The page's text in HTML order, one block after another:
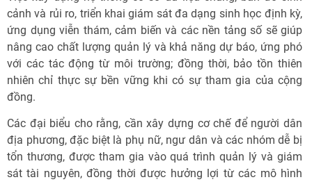
cảnh và rủi ro, triển khai giám sát đa dạng sinh học định kỳ,
ứng dụng viễn thám, cảm biến và các nền tảng số sẽ giúp
nâng cao chất lượng quản lý và khả năng dự báo, ứng phó
với các tác động từ môi trường; đồng thời, bảo tồn thiên
nhiên chỉ thực sự bền vững khi có sự tham gia của cộng
đồng.
Các đại biểu cho rằng, cần xây dựng cơ chế để người dân
địa phương, đặc biệt là phụ nữ, ngư dân và các nhóm dễ bị
tổn thương, được tham gia vào quá trình quản lý và giám
sát tài nguyên, đồng thời được hưởng lợi từ các mô hình